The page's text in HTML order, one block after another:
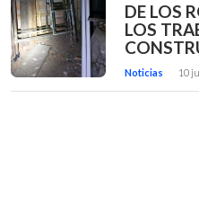
DE LOS
LOS
Noticias 10